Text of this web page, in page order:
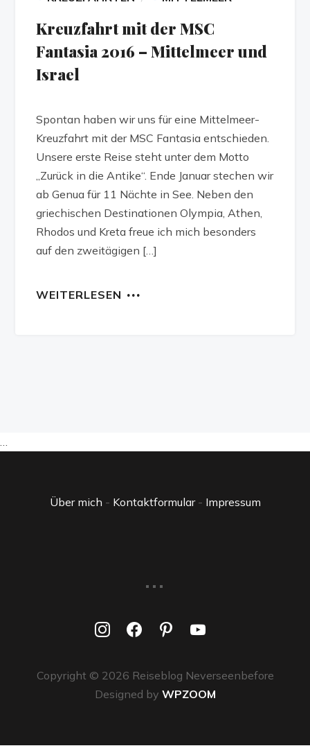
Kreuzfahrt mit der MSC
Fantasia 2016 – Mittelmeer und
Israel
Spontan haben wir uns für eine Mittelmeer-
Kreuzfahrt mit der MSC Fantasia entschieden.
Unsere erste Reise steht unter dem Motto
„Zurück in die Antike“. Ende Januar stechen wir
ab Genua für 11 Nächte in See. Neben den
griechischen Destinationen Olympia, Athen,
Rhodos und Kreta freue ich mich besonders
auf den zweitägigen […]
WEITERLESEN
…
Über mich - Kontaktformular- Impressum
...
instagramfacebookpinterestyoutube
Copyright © 2026 Reiseblog Neverseenbefore
Designed by WPZOOM